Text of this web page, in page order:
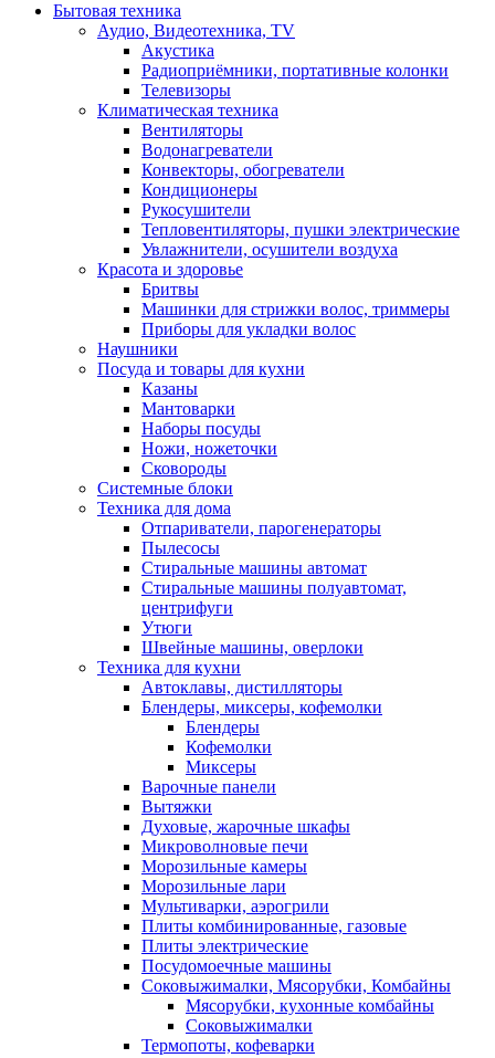
Бытовая техника
Аудио, Видеотехника, TV
Акустика
Радиоприёмники, портативные колонки
Телевизоры
Климатическая техника
Вентиляторы
Водонагреватели
Конвекторы, обогреватели
Кондиционеры
Рукосушители
Тепловентиляторы, пушки электрические
Увлажнители, осушители воздуха
Красота и здоровье
Бритвы
Машинки для стрижки волос, триммеры
Приборы для укладки волос
Наушники
Посуда и товары для кухни
Казаны
Мантоварки
Наборы посуды
Ножи, ножеточки
Сковороды
Системные блоки
Техника для дома
Отпариватели, парогенераторы
Пылесосы
Стиральные машины автомат
Стиральные машины полуавтомат,
центрифуги
Утюги
Швейные машины, оверлоки
Техника для кухни
Автоклавы, дистилляторы
Блендеры, миксеры, кофемолки
Блендеры
Кофемолки
Миксеры
Варочные панели
Вытяжки
Духовые, жарочные шкафы
Микроволновые печи
Морозильные камеры
Морозильные лари
Мультиварки, аэрогрили
Плиты комбинированные, газовые
Плиты электрические
Посудомоечные машины
Соковыжималки, Мясорубки, Комбайны
Мясорубки, кухонные комбайны
Соковыжималки
Термопоты, кофеварки